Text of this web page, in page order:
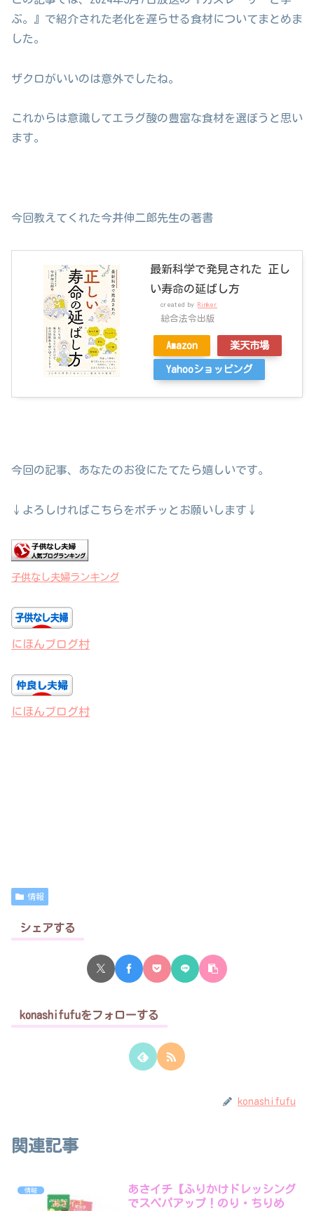
ぶ。』で紹介された老化を遅らせる食材についてまとめま
した。
ザクロがいいのは意外でしたね。
これからは意識してエラグ酸の豊富な食材を選ぼうと思い
ます。
今回教えてくれた今井伸二郎先生の著書
最新科学で発見された 正し
い寿命の延ばし方
created by Rinker
総合法令出版
Amazon 楽天市場
Yahooショッピング
今回の記事、あなたのお役にたてたら嬉しいです。
↓よろしければこちらをポチッとお願いします↓
子供なし夫婦ランキング
にほんブログ村
にほんブログ村
情報
シェアする
konashifufuをフォローする
konashifufu
関連記事
情報
あさイチ【ふりかけドレッシング
でスペパアップ！のり・ちりめ